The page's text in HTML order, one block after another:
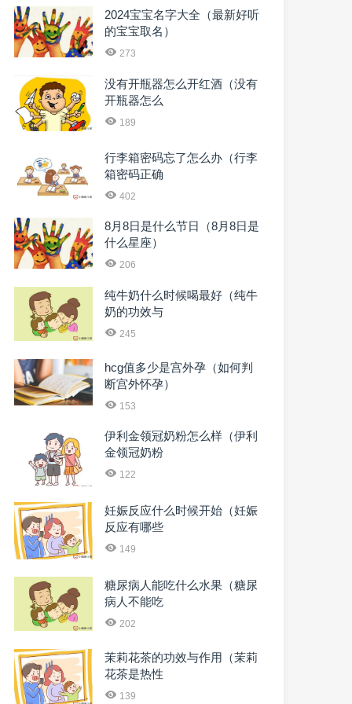
2024宝宝名字大全（最新好听
的宝宝取名）
273
没有开瓶器怎么开红酒（没有
开瓶器怎么
189
行李箱密码忘了怎么办（行李
箱密码正确
402
8月8日是什么节日（8月8日是
什么星座）
206
纯牛奶什么时候喝最好（纯牛
奶的功效与
245
hcg值多少是宫外孕（如何判
断宫外怀孕）
153
伊利金领冠奶粉怎么样（伊利
金领冠奶粉
122
妊娠反应什么时候开始（妊娠
反应有哪些
149
糖尿病人能吃什么水果（糖尿
病人不能吃
202
茉莉花茶的功效与作用（茉莉
花茶是热性
139